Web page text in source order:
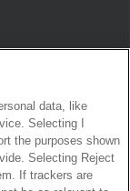
data, like
Selecting I
the purposes shown
Selecting Reject
If trackers are